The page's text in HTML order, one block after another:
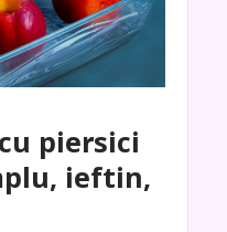
piersici
ieftin,